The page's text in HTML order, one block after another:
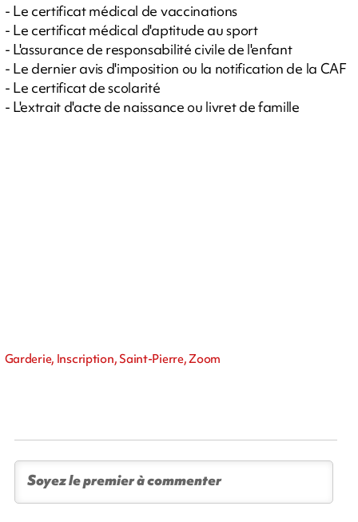
- Le certificat médical de vaccinations
- Le certificat médical d'aptitude au sport
- L'assurance de responsabilité civile de l'enfant
- Le dernier avis d'imposition ou la notification de la CAF
- Le certificat de scolarité
- L'extrait d'acte de naissance ou livret de famille
Garderie, Inscription, Saint-Pierre, Zoom